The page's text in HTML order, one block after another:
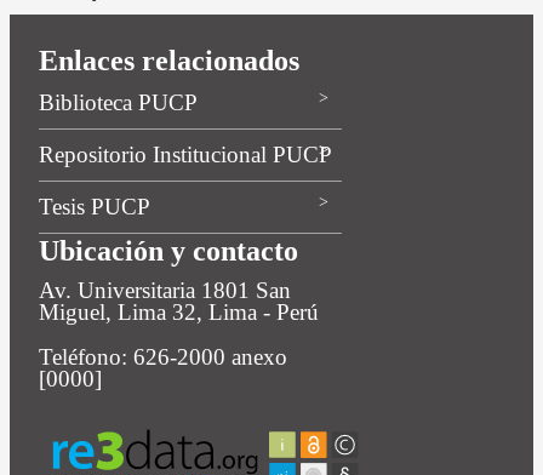
Enlaces relacionados
Biblioteca PUCP
Repositorio Institucional PUCP
Tesis PUCP
Ubicación y contacto
Av. Universitaria 1801 San
Miguel, Lima 32, Lima - Perú
Teléfono: 626-2000 anexo
[0000]